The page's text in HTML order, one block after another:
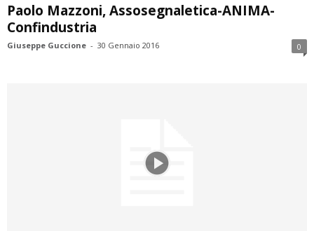
Paolo Mazzoni, Assosegnaletica-ANIMA-
Confindustria
Giuseppe Guccione - 30 Gennaio 2016 0